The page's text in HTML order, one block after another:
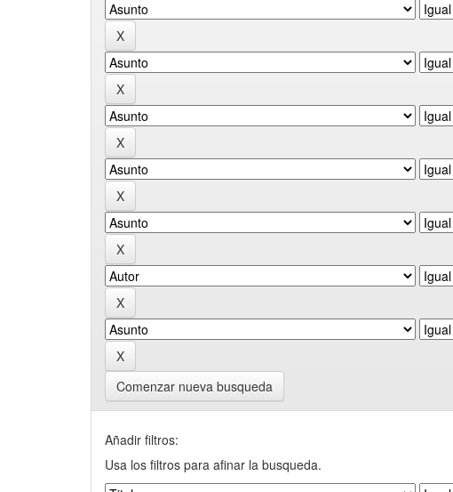
Comenzar nueva busqueda
Añadir filtros:
Usa los filtros para afinar la busqueda.